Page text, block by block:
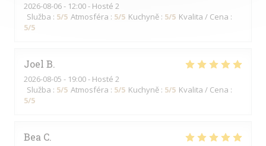
2026-08-06- 12:00 - Hosté 2
Služba : 5/5 Atmosféra : 5/5 Kuchyně : 5/5 Kvalita / Cena :
5/5
Joel B
2026-08-05 - 19:00 - Hosté 2
Služba : 5/5 Atmosféra : 5/5 Kuchyně : 5/5 Kvalita / Cena :
5/5
Bea C